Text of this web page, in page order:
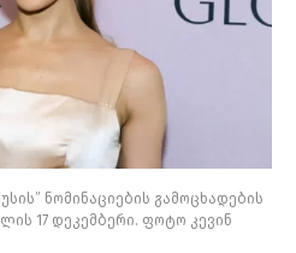
ნომინაციების გამოცხადების
17 დეკემბერი. ფოტო კევინ